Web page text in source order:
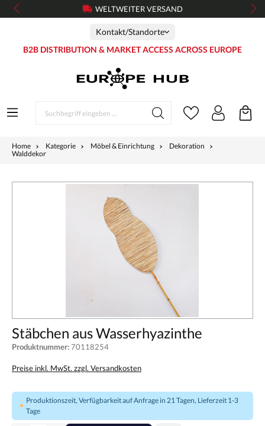
WELTWEITER VERSAND
Kontakt/Standorte
B2B DISTRIBUTION & MARKET ACCESS ACROSS EUROPE
Home Kategorie Möbel & Einrichtung
Dekoration
Walddekor
Stäbchen aus Wasserhyazinthe
Produktnummer:70118254
Preise inkl. MwSt. zzgl. Versandkosten
Produktionszeit, Verfügbarkeit auf Anfrage in 21 Tagen, Lieferzeit 1-3
Tage